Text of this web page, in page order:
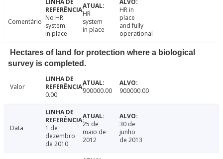
Comentário No HR
system
in place
HR
system
in place
HR in
place
and fully
operational
Hectares of land for protection where a biological
survey is completed.
Valor
0.00
900000.00 900000.00
Data
1 de
dezembro
de 2010
25 de
maio de
2012
30 de
junho
de 2013